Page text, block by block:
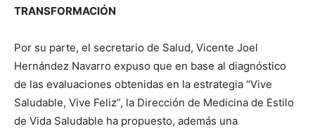
TRANSFORMACIÓN
Por su parte, el secretario de Salud, Vicente Joel
Hernández Navarro expuso que en base al diagnóstico
de las evaluaciones obtenidas en la estrategia “Vive
Saludable, Vive Feliz”, la Dirección de Medicina de Estilo
de Vida Saludable ha propuesto, además una